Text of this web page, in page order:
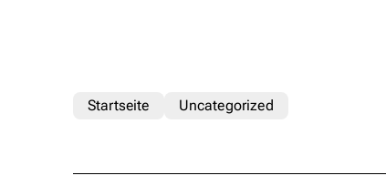
Startseite Uncategorized